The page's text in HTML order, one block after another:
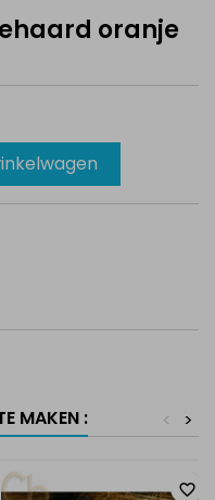
oranje
MAKEN : >
<
favorite_border